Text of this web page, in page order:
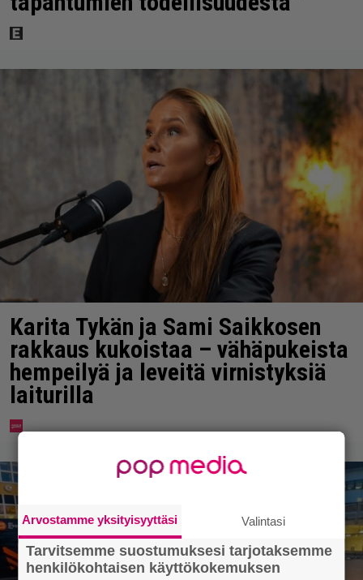
Karita Tykän ja Sami Saikkosen
rakkaus kukoistaa – vähäpukeista
hempeilyä ja leveitä virnistyksiä
laiturilla
Arvostamme yksityisyyttäsi Valintasi
Tarvitsemme suostumuksesi tarjotaksemme
henkilökohtaisen käyttökokemuksen